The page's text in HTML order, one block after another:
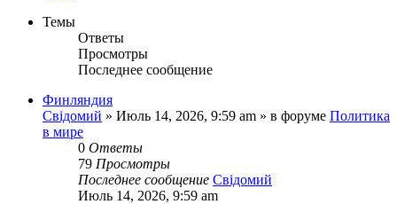
Темы
Ответы
Просмотры
Последнее сообщение
Финляндия
Свідомий » Июль 14, 2026, 9:59 am » в форуме Политика
в мире
0 Ответы
79 Просмотры
Последнее сообщение Свідомий
Июль 14, 2026, 9:59 am